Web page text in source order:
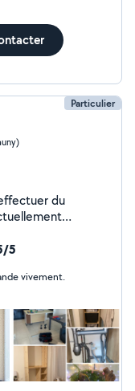
Particulier
du
je
compétences
électricité -
-
-travaux avec
(bétonnière,
ramonage,
5
vivement.